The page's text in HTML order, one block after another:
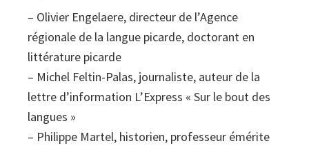
– Olivier Engelaere, directeur de l’Agence
régionale de la langue picarde, doctorant en
littérature picarde
– Michel Feltin-Palas, journaliste, auteur de la
lettre d’information L’Express « Sur le bout des
langues »
– Philippe Martel, historien, professeur émérite